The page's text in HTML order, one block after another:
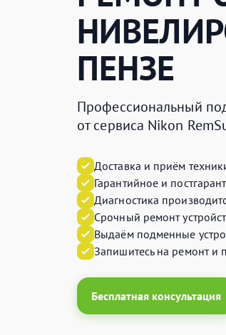
ПЕНЗЕ
Профессиональный
от сервиса Nikon
Доставка и приём
Гарантийное и
Диагностика
Срочный ремонт
Выдаём подменные
Запишитесь на ремонт и
Бесплатная консультация